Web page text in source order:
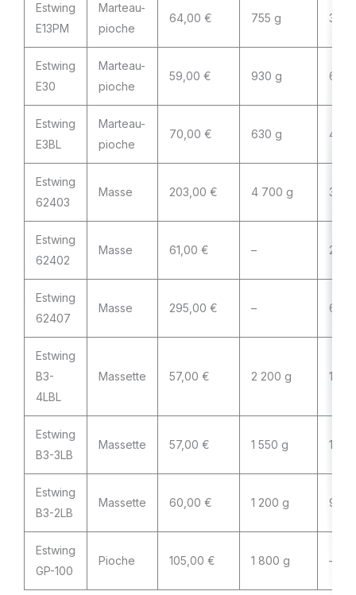
Estwing
E13PM
Marteau-
pioche
64,00 € 755 g 364
Estwing
E30
Marteau-
pioche
59,00 € 930 g 616
Estwing
E3BL
Marteau-
pioche
70,00 € 630 g 450
Estwing
62403
Masse 203,00 € 4 700 g 3
Estwing
62402
Masse 61,00 € – 2
Estwing
62407
Masse 295,00 € – 6
Estwing
B3-
4LBL
Massette 57,00 € 2 200 g 1
Estwing
B3-3LB
Massette 57,00 € 1 550 g 1
Estwing
B3-2LB
Massette 60,00 € 1 200 g 910
Estwing
GP-100
Pioche 105,00 € 1 800 g –